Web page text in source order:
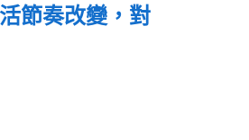
節奏改變，對